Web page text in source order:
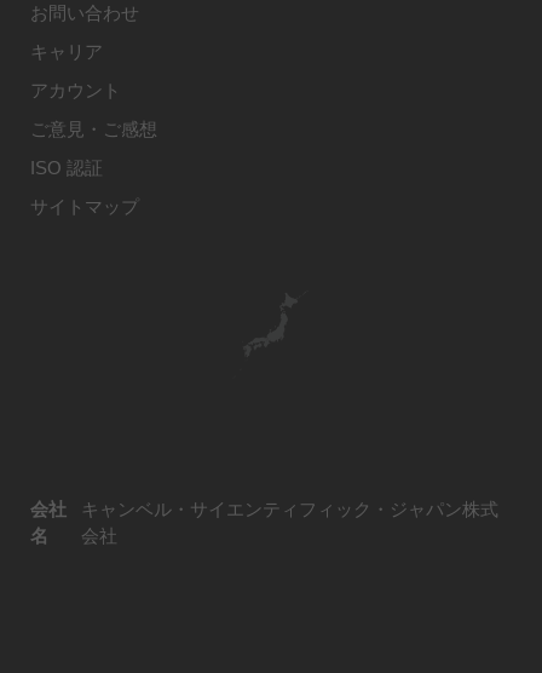
お問い合わせ
キャリア
アカウント
ご意見・ご感想
ISO 認証
サイトマップ
会社
名
キャンベル・サイエンティフィック・ジャパン株式
会社